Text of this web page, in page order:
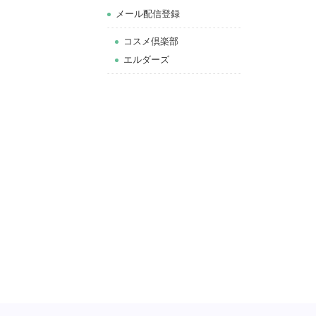
メール配信登録
コスメ倶楽部
エルダーズ